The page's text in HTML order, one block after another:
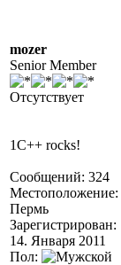
mozer
Senior Member
Отсутствует
1C++ rocks!
Сообщений: 324
Местоположение:
Пермь
Зарегистрирован:
14. Января 2011
Пол: